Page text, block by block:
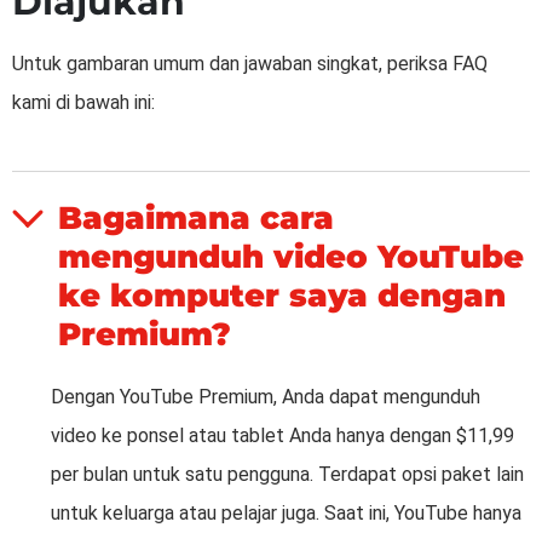
Untuk gambaran umum dan jawaban singkat, periksa FAQ
kami di bawah ini:
Bagaimana cara
mengunduh video YouTube
ke komputer saya dengan
Premium?
Dengan YouTube Premium, Anda dapat mengunduh
video ke ponsel atau tablet Anda hanya dengan $11,99
per bulan untuk satu pengguna. Terdapat opsi paket lain
untuk keluarga atau pelajar juga. Saat ini, YouTube hanya